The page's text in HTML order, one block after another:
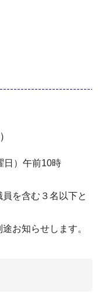
日）午前10時
を含む３名以下と
お知らせします。